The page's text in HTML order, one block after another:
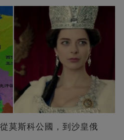
莫斯科公國，到沙皇俄